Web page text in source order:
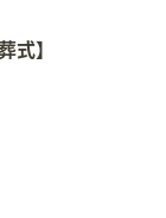
式】